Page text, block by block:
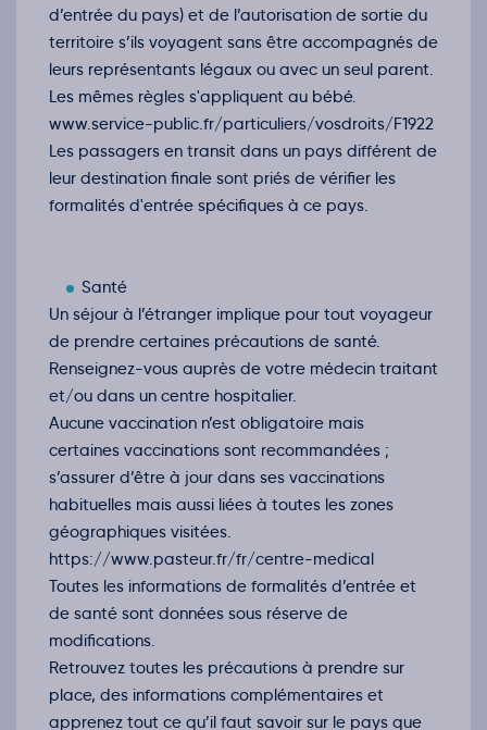
d’entrée du pays) et de l’autorisation de sortie du
territoire s’ils voyagent sans être accompagnés de
leurs représentants légaux ou avec un seul parent.
Les mêmes règles s'appliquent au bébé.
www.service-public.fr/particuliers/vosdroits/F1922
Les passagers en transit dans un pays différent de
leur destination finale sont priés de vérifier les
formalités d'entrée spécifiques à ce pays.
Santé
Un séjour à l’étranger implique pour tout voyageur
de prendre certaines précautions de santé.
Renseignez-vous auprès de votre médecin traitant
et/ou dans un centre hospitalier.
Aucune vaccination n’est obligatoire mais
certaines vaccinations sont recommandées ;
s’assurer d’être à jour dans ses vaccinations
habituelles mais aussi liées à toutes les zones
géographiques visitées.
https://www.pasteur.fr/fr/centre-medical
Toutes les informations de formalités d’entrée et
de santé sont données sous réserve de
modifications.
Retrouvez toutes les précautions à prendre sur
place, des informations complémentaires et
apprenez tout ce qu’il faut savoir sur le pays que